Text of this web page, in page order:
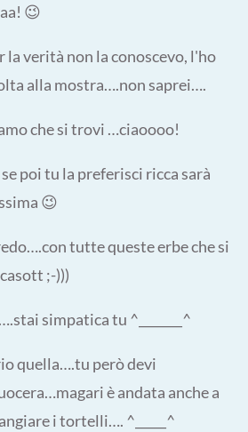
😉
la verità non la conoscevo, l'ho
alla mostra….non saprei….
che si trovi …ciaoooo!
poi tu la preferisci ricca sarà
😉
tutte queste erbe che si
;-)))
simpatica tu ^_______^
quella….tu però devi
è andata anche a
i tortelli…. ^_____^